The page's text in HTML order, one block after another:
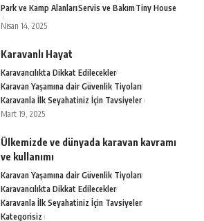
Park ve Kamp AlanlarıServis ve BakımTiny House
Nisan 14, 2025
Karavanlı Hayat
Karavancılıkta Dikkat Edilecekler
Karavan Yaşamına dair Güvenlik Tiyoları
Karavanla İlk Seyahatiniz İçin Tavsiyeler
Mart 19, 2025
Ülkemizde ve dünyada karavan kavramı
ve kullanımı
Karavan Yaşamına dair Güvenlik Tiyoları
Karavancılıkta Dikkat Edilecekler
Karavanla İlk Seyahatiniz İçin Tavsiyeler
Kategorisiz